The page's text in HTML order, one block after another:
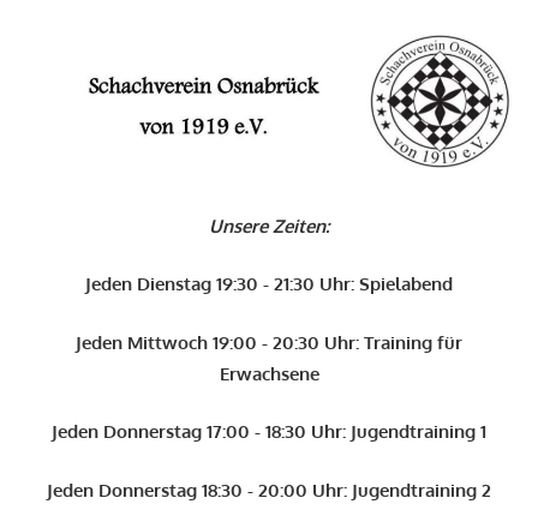
Unsere Zeiten:
Jeden Dienstag 19:30 - 21:30 Uhr: Spielabend
Jeden Mittwoch 19:00 - 20:30 Uhr: Training für
Erwachsene
Jeden Donnerstag 17:00 - 18:30 Uhr: Jugendtraining 1
Jeden Donnerstag 18:30 - 20:00 Uhr: Jugendtraining 2